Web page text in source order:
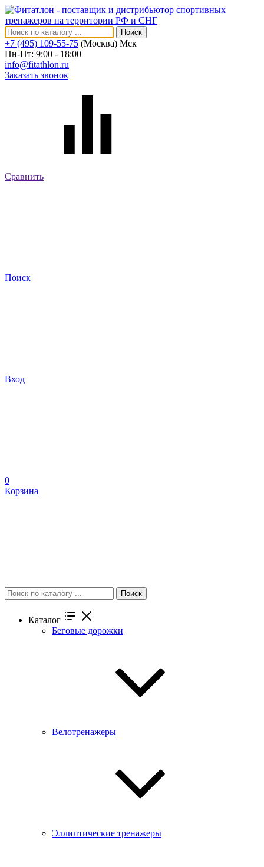
Поиск
+7 (495) 109-55-75 (Москва) Мск
Пн-Пт: 9:00 - 18:00
info@fitathlon.ru
Заказать звонок
Сравнить
Поиск
Вход
0
Корзина
Поиск
Каталог
Беговые дорожки
Велотренажеры
Эллиптические тренажеры